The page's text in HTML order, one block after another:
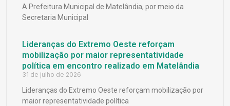
A Prefeitura Municipal de Matelândia, por meio da
Secretaria Municipal
Lideranças do Extremo Oeste reforçam
mobilização por maior representatividade
política em encontro realizado em Matelândia
31 de julho de 2026
Lideranças do Extremo Oeste reforçam mobilização por
maior representatividade política